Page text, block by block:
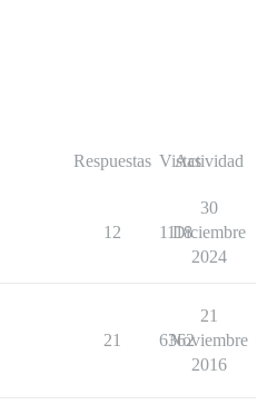
Respuestas Vistas
Actividad
12 1118
30
Diciembre
2024
21 6362
21
Noviembre
2016